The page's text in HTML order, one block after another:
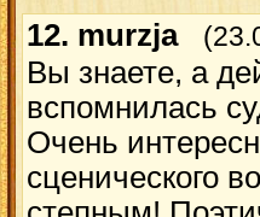
12. murzja
Вы знаете, а
вспомнилась
Очень
сценического